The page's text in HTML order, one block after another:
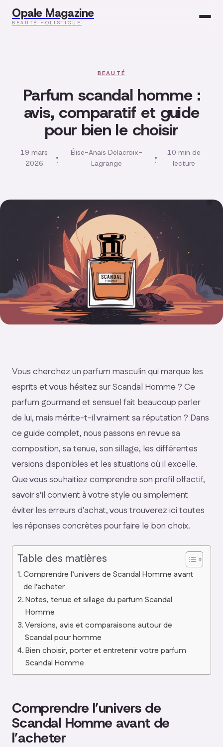
Opale Magazine
BEAUTÉ HOLISTIQUE
Mode
Développement
Bien-être
BEAUTÉ
Parfum scandal homme :
avis, comparatif et guide
pour bien le choisir
19 mars
2026
·
Élise-Anaïs Delacroix-
Lagrange
·
10 min de
lecture
Vous cherchez un parfum masculin qui marque les
esprits et vous hésitez sur Scandal Homme ? Ce
parfum gourmand et sensuel fait beaucoup parler
de lui, mais mérite-t-il vraiment sa réputation ? Dans
ce guide complet, nous passons en revue sa
composition, sa tenue, son sillage, les différentes
versions disponibles et les situations où il excelle.
Que vous souhaitiez comprendre son profil olfactif,
savoir s’il convient à votre style ou simplement
éviter les erreurs d’achat, vous trouverez ici toutes
les réponses concrètes pour faire le bon choix.
Table des matières
Comprendre l’univers de Scandal Homme avant
de l’acheter
Notes, tenue et sillage du parfum Scandal
Homme
Versions, avis et comparaisons autour de
Scandal pour homme
Bien choisir, porter et entretenir votre parfum
Scandal Homme
Comprendre l’univers de
Scandal Homme avant de
l’acheter